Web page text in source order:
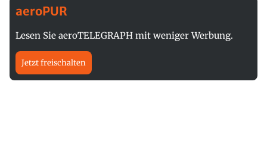
aeroPUR
Lesen Sie aeroTELEGRAPH mit weniger Werbung.
Jetzt freischalten